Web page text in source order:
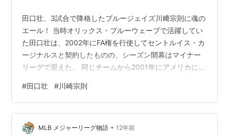
田口壮、3試合で降格したブルージェイズ川﨑宗則に魂の
エール！ 当時オリックス・ブルーウェーブで活躍してい
た田口壮は、2002年にFA権を行使してセントルイス・カ
ージナルスと契約したものの、シーズン開幕はマイナー
リーグで迎えた。 同じチームから2001年にアメリカに渡
ューでこう語った。「10時間近いバス移動や、夜間や早
朝に一般客に混じってエコノミークラスで飛行機を乗り
継ぐのは日常茶飯事。食事はファストフードばかりで、
通訳もいなかったからサブウェイやマクドナルドで注文
#田口壮 #川崎宗則
MLB メジャーリーグ物語 • 12年前